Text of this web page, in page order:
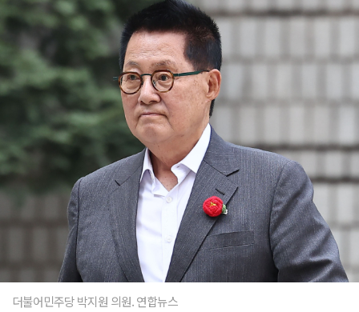
더불어민주당 박지원 의원. 연합뉴스